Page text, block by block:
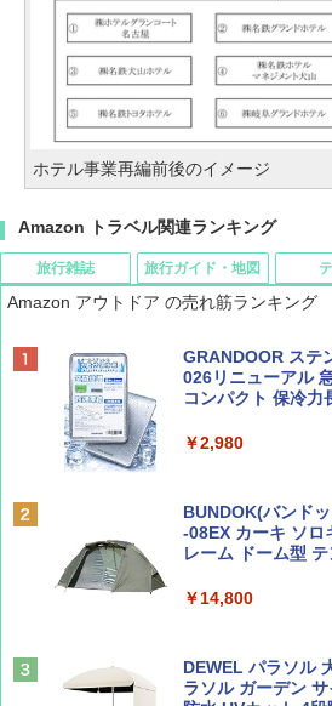
ホテル事業再編前後のイメージ
Amazon トラベル関連ランキング
旅行雑誌
BE-PAL(ビ-パル)
SOTO ミニマル"
ディズニーファ
誌] (ＤＩＳＮＥＹ
山と溪谷 2026年8
旅行ガイド・地図
D40 地球の歩き方
力的な町 2026～
地球の歩き方 スタ
￥2,695
僕が見た未来【完
[キャンパーズコレ
プテント 傘みたい
ッとサンシェード
&ハイキング カー
PYKES PEAK (パ
人用 折りたたみ
￥4,980
Amazon アウトドア の売れ筋ランキング
GRANDOOR ステ
026リニューアル
コンパクト 保冷力
￥2,980
BUNDOK(バンド
-08EX カーキ ソロ
レーム ドーム型 テ
￥14,800
DEWEL パラソル
ラソル ガーデン